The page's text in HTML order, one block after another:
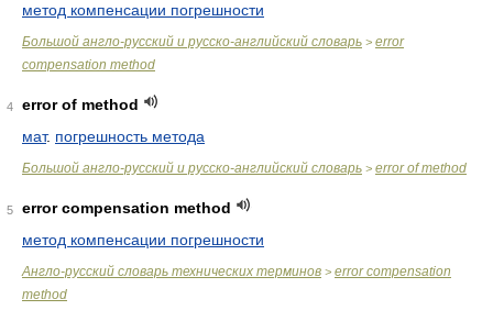
метод компенсации погрешности
Большой англо-русский и русско-английский словарь > error
compensation method
4
error of method
мат. погрешность метода
Большой англо-русский и русско-английский словарь > error of method
5
error compensation method
метод компенсации погрешности
Англо-русский словарь технических терминов > error compensation
method